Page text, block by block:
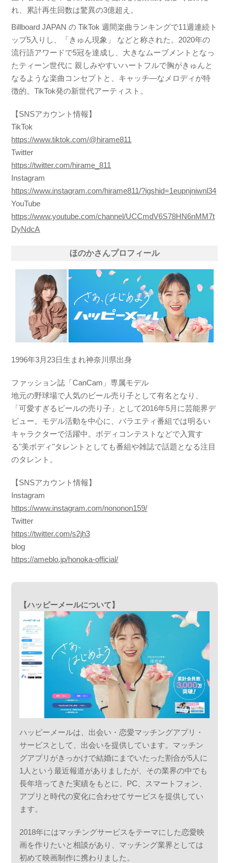
れ、累計再生回数は驚異の3億超え。
Billboard JAPAN の TikTok 週間楽曲ランキングで11週連続ト
ップ5入りし、「きゅん現象」 などと称された。2020年の
流行語アワードで5冠を達成し、大きなムーブメントとなっ
たティーン世代に 親しみやすいハートフルで胸がきゅんと
なるような楽曲コンセプトと、キャッチ―なメロディが特
徴的。TikTok発の新世代アーティスト。
【SNSアカウント情報】
TikTok
https://www.tiktok.com/@hirame811
Twitter
https://twitter.com/hirame_811
Instagram
https://www.instagram.com/hirame811/?igshid=1eupnjniwnl34
YouTube
https://www.youtube.com/channel/UCCmdV6S78HN6nMM7t
DyNdcA
ほのかさんプロフィール
1996年3月23日生まれ神奈川県出身
ファッション誌「CanCam」専属モデル
地元の野球場で人気のビール売り子として有名となり、
「可愛すぎるビールの売り子」として2016年5月に芸能界デ
ビュー。モデル活動を中心に、バラエティ番組では明るい
キャラクターで活躍中。ボディコンテストなどで入賞す
る"美ボディ"タレントとしても番組や雑誌で話題となる注目
のタレント。
【SNSアカウント情報】
Instagram
https://www.instagram.com/nononon159/
Twitter
https://twitter.com/s2jh3
blog
https://ameblo.jp/honoka-official/
【ハッピーメールについて】
ハッピーメールは、出会い・恋愛マッチングアプリ・
サービスとして、出会いを提供しています。マッチン
グアプリがきっかけで結婚にまでいたった割合が5人に
1人という最近報道がありましたが、その業界の中でも
長年培ってきた実績をもとに、PC、スマートフォン、
アプリと時代の変化に合わせてサービスを提供してい
ます。
2018年にはマッチングサービスをテーマにした恋愛映
画を作りたいと相談があり、マッチング業界としては
初めて映画制作に携わりました。